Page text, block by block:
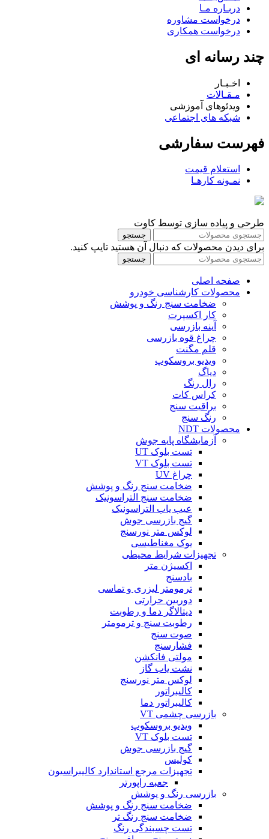
دربـاره مـا
درخواست مشاوره
درخواست همکاری
چند رسانه ای
اخـبـار
مـقـالات
ویدئوهای آموزشی
شبکه های اجتماعی
فهرست سفارشی
استعلام قیمت
نمـونه کارهـا
طرحی و پیاده سازی توسط کاوت
جستجو
برای دیدن محصولات که دنبال آن هستید تایپ کنید.
جستجو
صفحه اصلی
محصولات کارشناسی خودرو
ضخامت سنج رنگ و پوشش
کار اکسپرت
آینه بازرسی
چراغ قوه بازرسی
قلم مگنت
ویدیو بروسکوپ
دیاگ
رال رنگ
کراس کات
براقیت سنج
رنگ سنج
محصولات NDT
آزمایشگاه پایه جوش
تست بلوک UT
تست بلوک VT
چراغ UV
ضخامت سنج رنگ و پوشش
ضخامت سنج التراسونیک
عیب یاب التراسونیک
گیج بازرسی جوش
لوکس متر نورسنج
یوک مغناطیسی
تجهیزات شرایط محیطی
اکسیژن متر
بادسنج
ترمومتر لیزری و تماسی
دوربین حرارتی
دیتالاگر دما و رطوبت
رطوبت سنج و ترمومتر
صوت سنج
فشارسنج
مولتی فانکشن
نشت یاب گاز
لوکس متر نورسنج
کالیبراتور
کالیبراتور دما
بازرسی چشمی VT
ویدیو بروسکوپ
تست بلوک VT
گیج بازرسی جوش
کولیس
تجهیزات مرجع استاندارد کالیبراسیون
جعبه راپورتر
بازرسی رنگ و پوشش
ضخامت سنج رنگ و پوشش
ضخامت سنج رنگ تر
تست چسبندگی رنگ